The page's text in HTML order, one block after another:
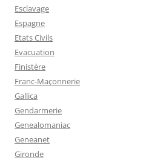
Esclavage
Espagne
Etats Civils
Evacuation
Finistère
Franc-Maçonnerie
Gallica
Gendarmerie
Genealomaniac
Geneanet
Gironde